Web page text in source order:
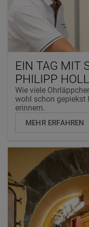
EIN TAG MIT
PHILIPP
Wie viele
wohl schon gepiekst
erinnern.
MEHR ERFAHREN